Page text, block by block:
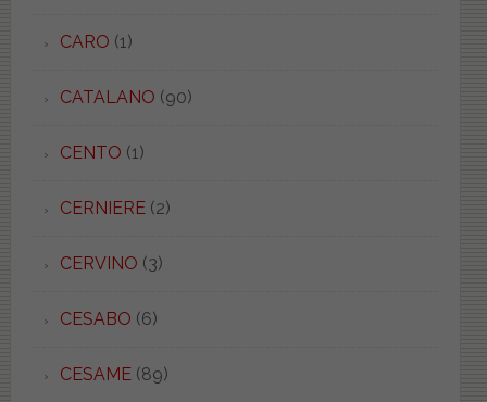
CARO (1)
CATALANO (90)
CENTO (1)
CERNIERE(2)
CERVINO (3)
CESABO (6)
CESAME(89)